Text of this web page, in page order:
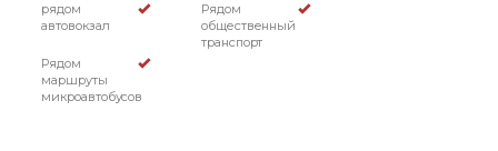
рядом
автовокзал
Рядом
общественный
транспорт
Рядом
маршруты
микроавтобусов